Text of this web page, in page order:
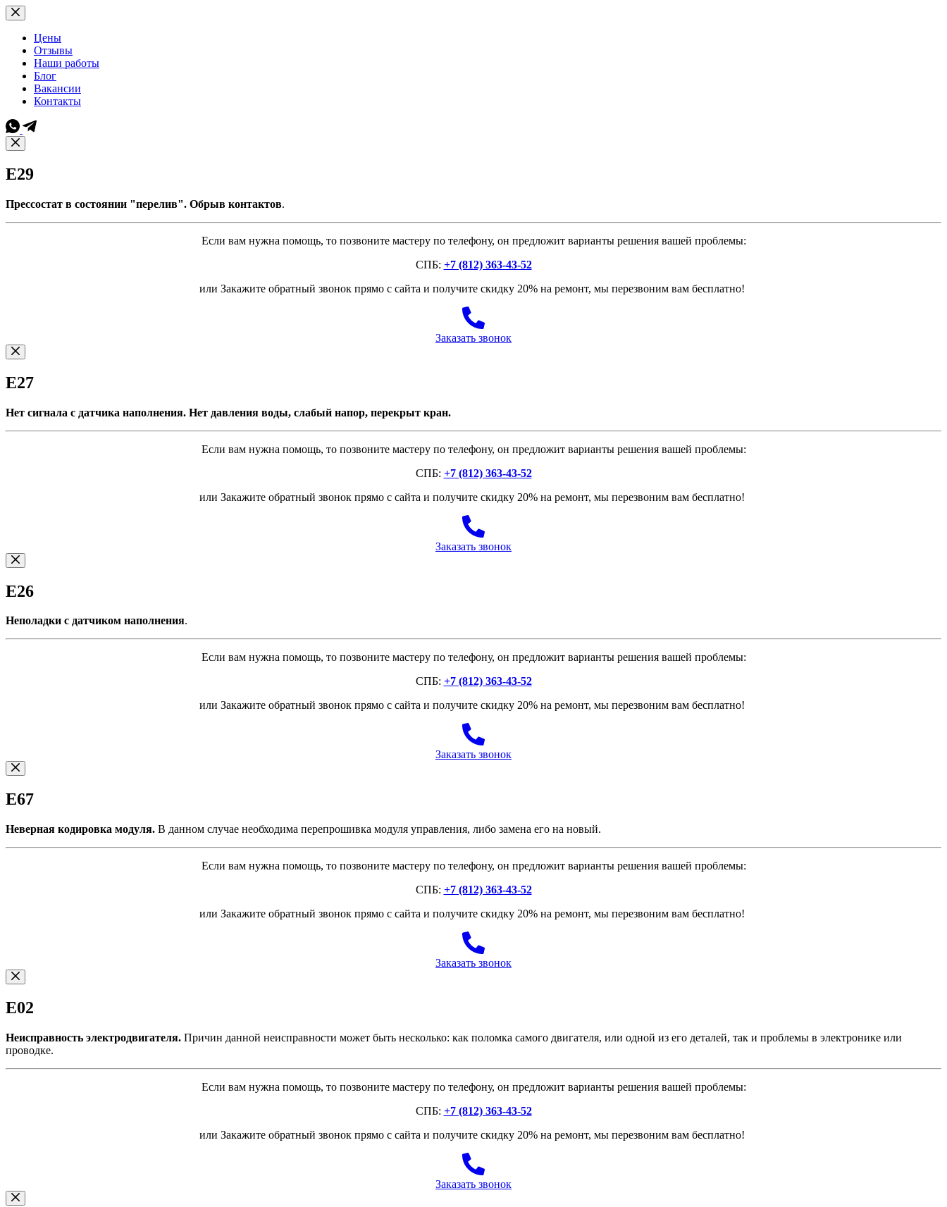
Перейти
к
сути
Цены
Отзывы
Наши работы
Блог
Вакансии
Контакты
E29
Прессостат в состоянии "перелив". Обрыв контактов.
Если вам нужна помощь, то позвоните мастеру по телефону, он предложит варианты решения вашей проблемы:
СПБ: +7 (812) 363-43-52
или Закажите обратный звонок прямо с сайта и получите скидку 20% на ремонт, мы перезвоним вам бесплатно!
Заказать звонок
E27
Нет сигнала с датчика наполнения. Нет давления воды, слабый напор, перекрыт кран.
Если вам нужна помощь, то позвоните мастеру по телефону, он предложит варианты решения вашей проблемы:
СПБ: +7 (812) 363-43-52
или Закажите обратный звонок прямо с сайта и получите скидку 20% на ремонт, мы перезвоним вам бесплатно!
Заказать звонок
E26
Неполадки с датчиком наполнения.
Если вам нужна помощь, то позвоните мастеру по телефону, он предложит варианты решения вашей проблемы:
СПБ: +7 (812) 363-43-52
или Закажите обратный звонок прямо с сайта и получите скидку 20% на ремонт, мы перезвоним вам бесплатно!
Заказать звонок
E67
Неверная кодировка модуля. В данном случае необходима перепрошивка модуля управления, либо замена его на новый.
Если вам нужна помощь, то позвоните мастеру по телефону, он предложит варианты решения вашей проблемы:
СПБ: +7 (812) 363-43-52
или Закажите обратный звонок прямо с сайта и получите скидку 20% на ремонт, мы перезвоним вам бесплатно!
Заказать звонок
E02
Неисправность электродвигателя. Причин данной неисправности может быть несколько: как поломка самого двигателя, или одной из его деталей, так и проблемы в электронике или
проводке.
Если вам нужна помощь, то позвоните мастеру по телефону, он предложит варианты решения вашей проблемы:
СПБ: +7 (812) 363-43-52
или Закажите обратный звонок прямо с сайта и получите скидку 20% на ремонт, мы перезвоним вам бесплатно!
Заказать звонок